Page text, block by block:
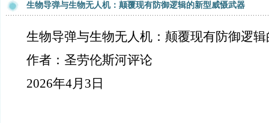
生物导弹与生物无人机：颠覆现有防御逻辑的新型威慑武器
生物导弹与生物无人机：颠覆现有防御逻
作者：圣劳伦斯河评论
2026年4月3日